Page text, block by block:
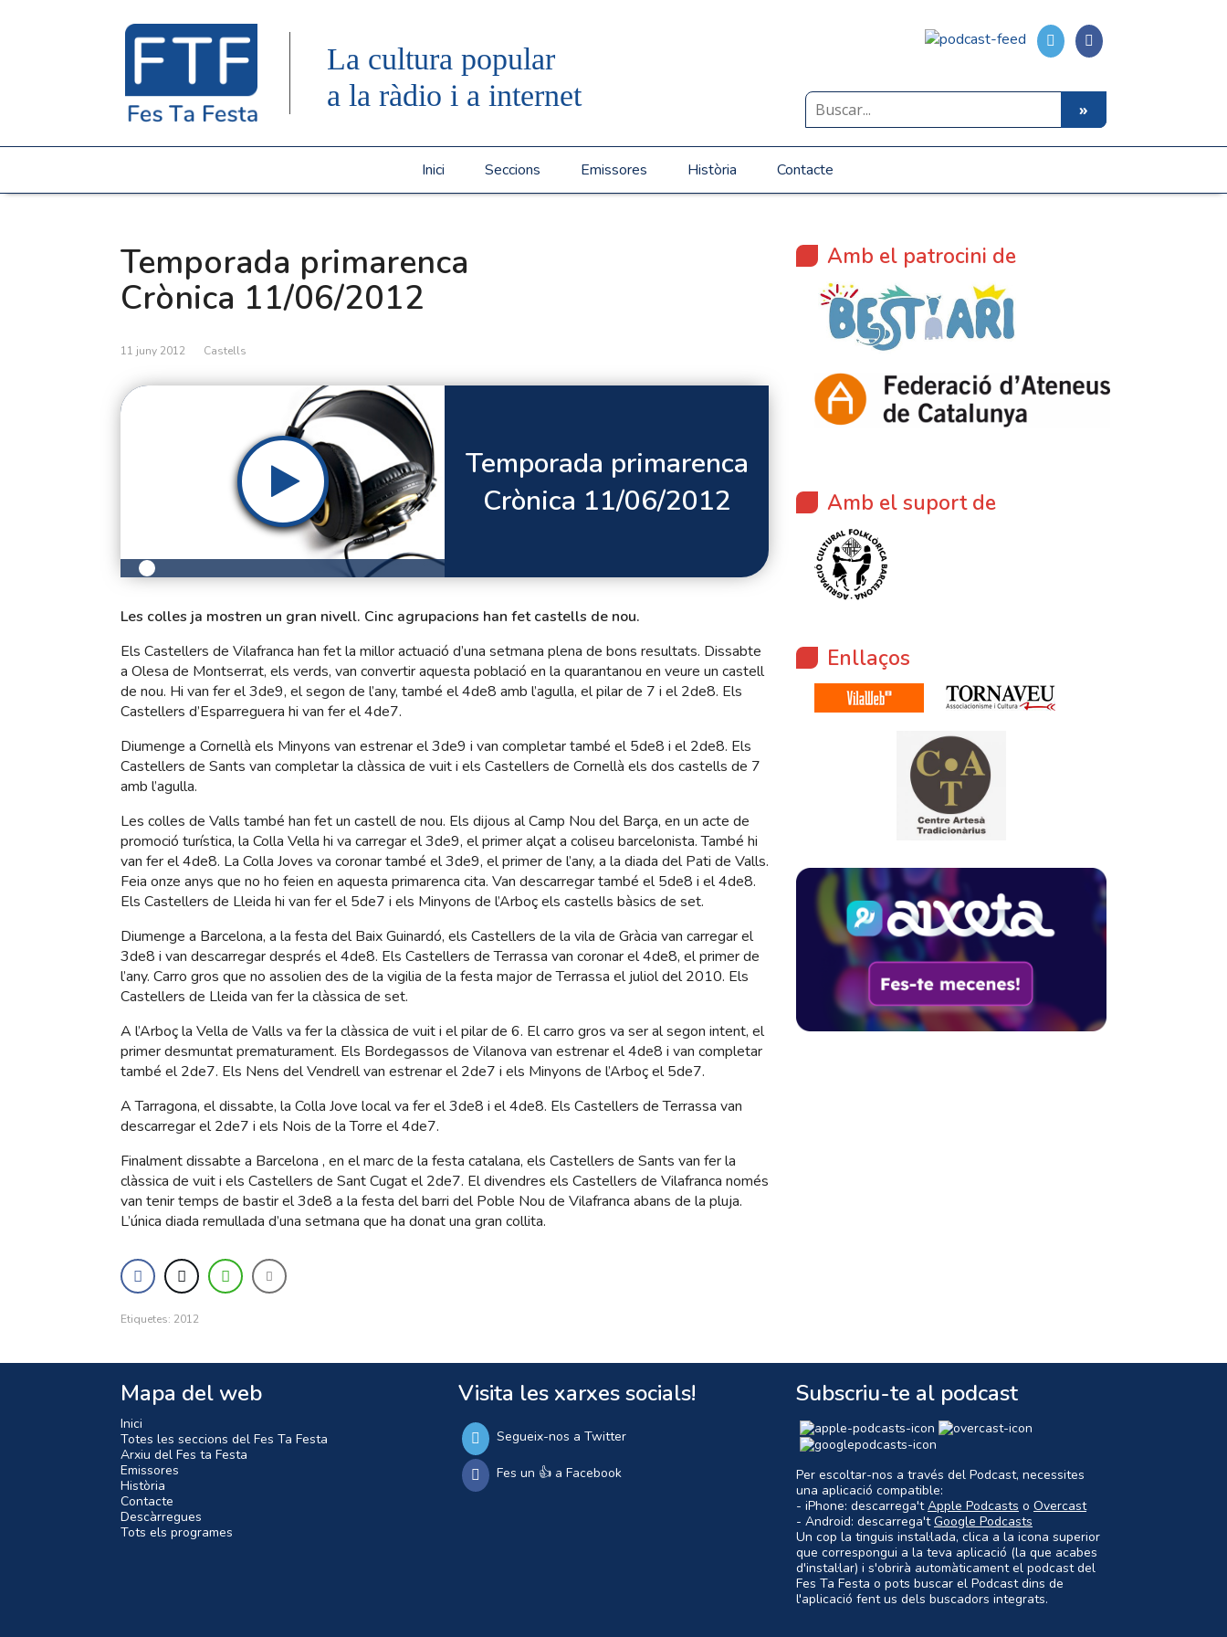
La cultura popular
a la ràdio i a internet
Inici Seccions Emissores Història Contacte
Temporada primarenca
Crònica 11/06/2012
11 juny 2012 Castells
Temporada primarenca
Crònica 11/06/2012
Les colles ja mostren un gran nivell. Cinc agrupacions han fet castells de nou.
Els Castellers de Vilafranca han fet la millor actuació d’una setmana plena de bons resultats. Dissabte
a Olesa de Montserrat, els verds, van convertir aquesta població en la quarantanou en veure un castell
de nou. Hi van fer el 3de9, el segon de l’any, també el 4de8 amb l’agulla, el pilar de 7 i el 2de8. Els
Castellers d’Esparreguera hi van fer el 4de7.
Diumenge a Cornellà els Minyons van estrenar el 3de9 i van completar també el 5de8 i el 2de8. Els
Castellers de Sants van completar la clàssica de vuit i els Castellers de Cornellà els dos castells de 7
amb l’agulla.
Les colles de Valls també han fet un castell de nou. Els dijous al Camp Nou del Barça, en un acte de
promoció turística, la Colla Vella hi va carregar el 3de9, el primer alçat a coliseu barcelonista. També hi
van fer el 4de8. La Colla Joves va coronar també el 3de9, el primer de l’any, a la diada del Pati de Valls.
Feia onze anys que no ho feien en aquesta primarenca cita. Van descarregar també el 5de8 i el 4de8.
Els Castellers de Lleida hi van fer el 5de7 i els Minyons de l’Arboç els castells bàsics de set.
Diumenge a Barcelona, a la festa del Baix Guinardó, els Castellers de la vila de Gràcia van carregar el
3de8 i van descarregar després el 4de8. Els Castellers de Terrassa van coronar el 4de8, el primer de
l’any. Carro gros que no assolien des de la vigilia de la festa major de Terrassa el juliol del 2010. Els
Castellers de Lleida van fer la clàssica de set.
A l’Arboç la Vella de Valls va fer la clàssica de vuit i el pilar de 6. El carro gros va ser al segon intent, el
primer desmuntat prematurament. Els Bordegassos de Vilanova van estrenar el 4de8 i van completar
també el 2de7. Els Nens del Vendrell van estrenar el 2de7 i els Minyons de l’Arboç el 5de7.
A Tarragona, el dissabte, la Colla Jove local va fer el 3de8 i el 4de8. Els Castellers de Terrassa van
descarregar el 2de7 i els Nois de la Torre el 4de7.
Finalment dissabte a Barcelona , en el marc de la festa catalana, els Castellers de Sants van fer la
clàssica de vuit i els Castellers de Sant Cugat el 2de7. El divendres els Castellers de Vilafranca només
van tenir temps de bastir el 3de8 a la festa del barri del Poble Nou de Vilafranca abans de la pluja.
L’única diada remullada d’una setmana que ha donat una gran collita.
Etiquetes: 2012
Amb el patrocini de
Amb el suport de
Enllaços
Mapa del web
Inici
Totes les seccions del Fes Ta Festa
Arxiu del Fes ta Festa
Emissores
Història
Contacte
Descàrregues
Tots els programes
Visita les xarxes socials!
Segueix-nos a Twitter
Fes un 👍 a Facebook
Subscriu-te al podcast
Per escoltar-nos a través del Podcast, necessites
una aplicació compatible:
- iPhone: descarrega'tApple Podcasts o Overcast
- Android: descarrega'tGoogle Podcasts
Un cop la tinguis instal·lada, clica a la icona superior
que correspongui a la teva aplicació (la que acabes
d'instal·lar) i s'obrirà automàticament el podcast del
Fes Ta Festa o pots buscar el Podcast dins de
l'aplicació fent us dels buscadors integrats.